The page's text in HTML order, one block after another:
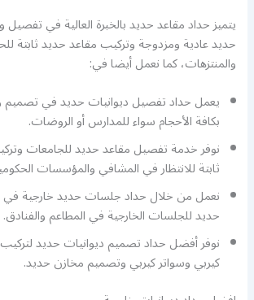
يتميز حداد مقاعد حديد بالخبرة العالية في
حديد عادية ومزدوجة وتركيب مقاعد حديد ثابتة
والمنتزهات، كما نعمل أيضا في:
يعمل حداد تفصيل ديوانيات حديد في تصميم
بكافة الأحجام سواء للمدارس أو الروضات.
نوفر خدمة تفصيل مقاعد حديد للجامعات
ثابتة للانتظار في المشافي والمؤسسات
نعمل من خلال حداد جلسات حديد خارجية
حديد للجلسات الخارجية في المطاعم والفنادق.
نوفر أفضل حداد تصميم ديوانيات حديد
كيربي وسواتر كيربي وتصميم مخازن حديد.